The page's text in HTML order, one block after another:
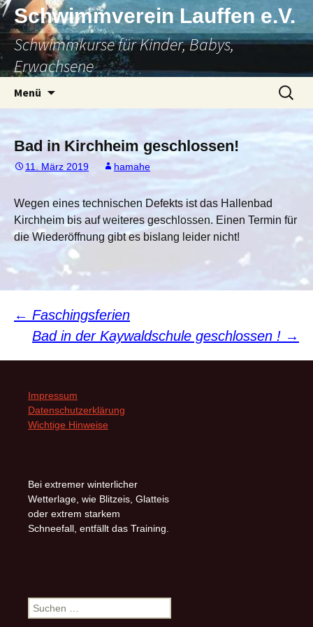
Zum
Inhalt
springen
Schwimmverein Lauffen e.V.
Schwimmkurse für Kinder, Babys,
Erwachsene
Menü
Suchen
nach:
Bad in Kirchheim geschlossen!
11. März 2019 hamahe
Wegen eines technischen Defekts ist das Hallenbad
Kirchheim bis auf weiteres geschlossen. Einen Termin für
die Wiederöffnung gibt es bislang leider nicht!
Beitragsnavigation
← Faschingsferien
Bad in der Kaywaldschule geschlossen ! →
Impressum
Datenschutzerklärung
Wichtige Hinweise
Bei extremer winterlicher
Wetterlage, wie Blitzeis, Glatteis
oder extrem starkem
Schneefall, entfällt das Training.
Suchen
nach: